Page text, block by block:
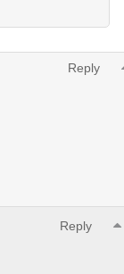
Reply
Reply